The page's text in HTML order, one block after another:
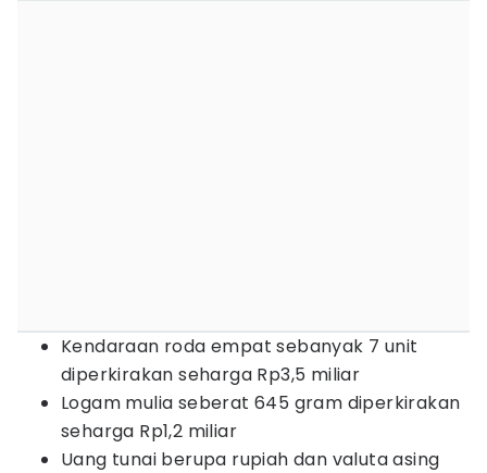
Kendaraan roda empat sebanyak 7 unit
diperkirakan seharga Rp3,5 miliar
Logam mulia seberat 645 gram diperkirakan
seharga Rp1,2 miliar
Uang tunai berupa rupiah dan valuta asing